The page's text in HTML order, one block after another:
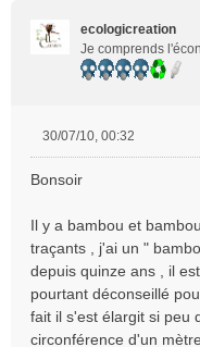
ecologicreation
Je comprends
s
a
g
e
n
30/07/10, 00:32
Bonsoir
Il y a bambou et
traçants , j'ai un "
depuis quinze ans , il
pourtant déconseillé
fait il s'est élargit si peu
circonférence d'un